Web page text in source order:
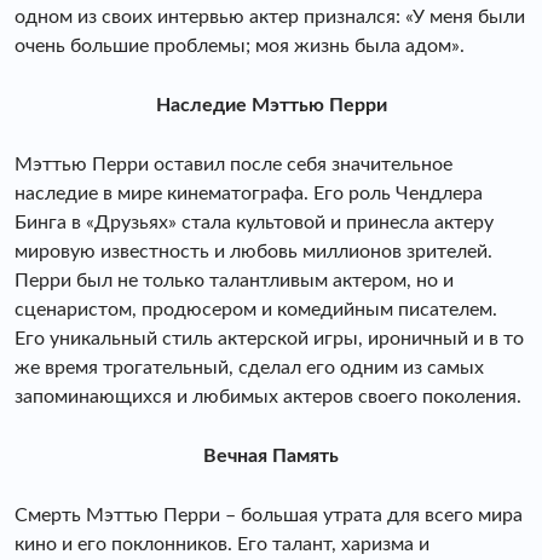
одном из своих интервью актер признался: «У меня были
очень большие проблемы; моя жизнь была адом».
Наследие Мэттью Перри
Мэттью Перри оставил после себя значительное
наследие в мире кинематографа. Его роль Чендлера
Бинга в «Друзьях» стала культовой и принесла актеру
мировую известность и любовь миллионов зрителей.
Перри был не только талантливым актером, но и
сценаристом, продюсером и комедийным писателем.
Его уникальный стиль актерской игры, ироничный и в то
же время трогательный, сделал его одним из самых
запоминающихся и любимых актеров своего поколения.
Вечная Память
Смерть Мэттью Перри – большая утрата для всего мира
кино и его поклонников. Его талант, харизма и